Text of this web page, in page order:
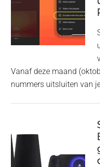
WF-
en
Vanaf deze maand
nummers uitsluiten van